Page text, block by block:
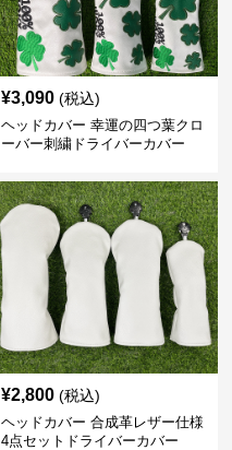
¥3,090 (税込)
ヘッドカバー 幸運の四つ葉クロ
ーバー刺繍ドライバーカバー
¥2,800 (税込)
ヘッドカバー 合成革レザー仕様
4点セットドライバーカバー